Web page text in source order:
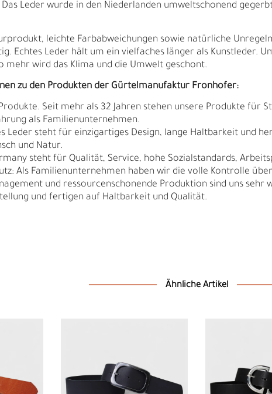
Leder wurde in den Niederlanden umweltschonend
leichte Farbabweichungen sowie natürliche
Echtes Leder hält um ein vielfaches länger als Kunstleder.
mehr wird das Klima und die Umwelt geschont.
zu den Produkten der Gürtelmanufaktur Fronhofer:
Seit mehr als 32 Jahren stehen unsere Produkte für
als Familienunternehmen.
Leder steht für einzigartiges Design, lange Haltbarkeit und
und Natur.
steht für Qualität, Service, hohe Sozialstandards,
Als Familienunternehmen haben wir die volle Kontrolle
und ressourcenschonende Produktion sind uns sehr
und fertigen auf Haltbarkeit und Qualität.
Ähnliche Artikel